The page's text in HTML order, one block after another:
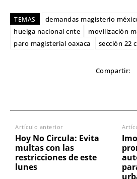
TEMAS
demandas magisterio
huelga nacional cnte
movilización
paro magisterial oaxaca
sección 22
Compartir:
Artículo anterior
Hoy No Circula: Evita
multas con las
restricciones de este
lunes